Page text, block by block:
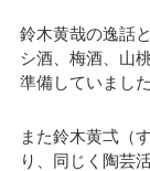
鈴木黄哉の逸話
シ酒、梅酒、山
準備していました
また鈴木黄弌（
り、同じく陶芸